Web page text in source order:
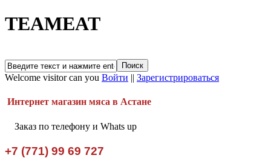
TEAMEAT
Welcome visitor can you Войти || Зарегистрироваться
Интернет магазин мяса в Астане
Заказ по телефону и Whats up
+7 (771) 99 69 727